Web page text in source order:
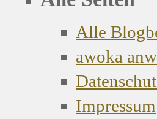
Alle
awoka
Impressum